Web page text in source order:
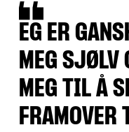
EG ER
MEG SJØLV
MEG TIL Å